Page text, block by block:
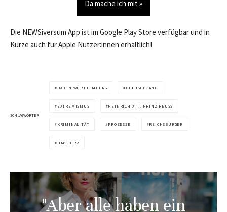
Da mache ich mit »
Die NEWSiversum App ist im Google Play Store verfügbar und in
Kürze auch für Apple Nutzer:innen erhältlich!
SCHLAGWÖRTER
BADEN-WÜRTTEMBERG DEUTSCHLAND
EXTREMISMUS HEINRICH XIII. PRINZ REUSS
KRIMINALITÄT PROZESSE REICHSBÜRGER
UMSTURZ
"Aber alle haben ein